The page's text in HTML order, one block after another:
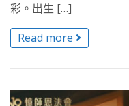
彩。出生 […]
Read more